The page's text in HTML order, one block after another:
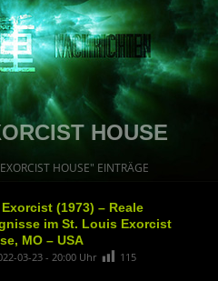
HOUSE
HOUSE" EINTRÄGE
(1973) – Reale
im St. Louis Exorcist
MO – USA
03-23 - 20:00 Uhr 115